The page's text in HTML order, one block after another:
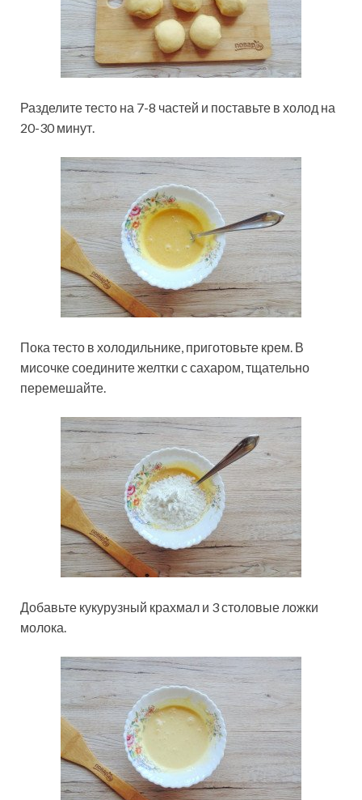
Разделите тесто на 7-8 частей и поставьте в холод на
20-30 минут.
Пока тесто в холодильнике, приготовьте крем. В
мисочке соедините желтки с сахаром, тщательно
перемешайте.
Добавьте кукурузный крахмал и 3 столовые ложки
молока.